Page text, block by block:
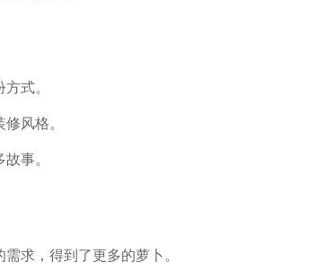
式。
风格。
事。
求，得到了更多的萝卜。